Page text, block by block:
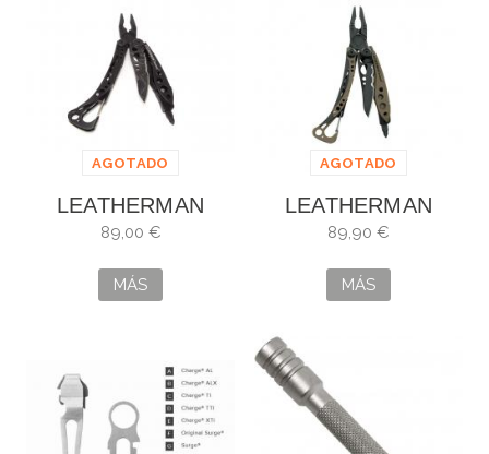
AGOTADO
LEATHERMAN
SKELETOOL TOPO
89,00 €
MÁS
AGOTADO
LEATHERMAN
SKELETOOL
89,90 €
MÁS